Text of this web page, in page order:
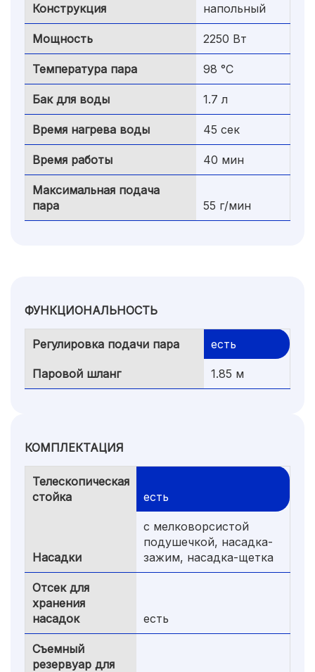
Конструкция напольный
Мощность 2250 Вт
Температура пара 98 °C
Бак для воды 1.7 л
Время нагрева воды 45 сек
Время работы 40 мин
Максимальная подача
пара
55 г/мин
ФУНКЦИОНАЛЬНОСТЬ
Регулировка подачи пара есть
Паровой шланг 1.85 м
КОМПЛЕКТАЦИЯ
Телескопическая
стойка
есть
Насадки
с мелковорсистой
подушечкой, насадка-
зажим, насадка-щетка
Отсек для
хранения
насадок
есть
Съемный
резервуар для